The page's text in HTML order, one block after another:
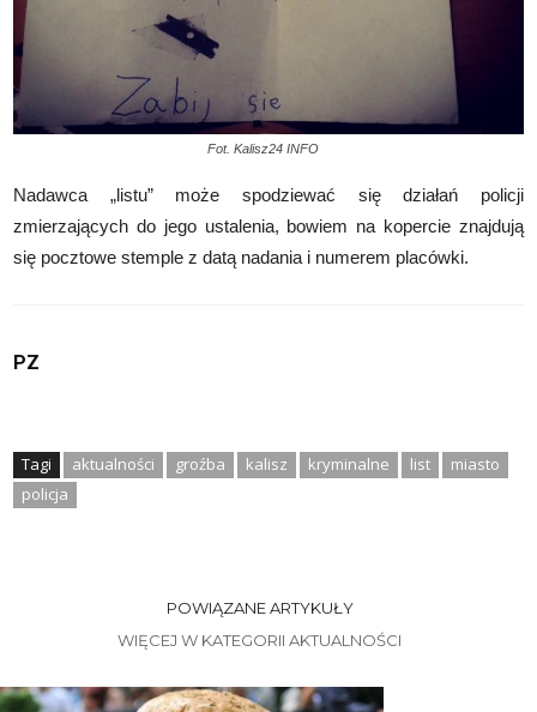
Fot. Kalisz24 INFO
Nadawca „listu” może spodziewać się działań policji
zmierzających do jego ustalenia, bowiem na kopercie znajdują
się pocztowe stemple z datą nadania i numerem placówki.
PZ
Tagi aktualności groźba kalisz kryminalne list
miasto
policja
POWIĄZANE ARTYKUŁY
WIĘCEJ W KATEGORII AKTUALNOŚCI